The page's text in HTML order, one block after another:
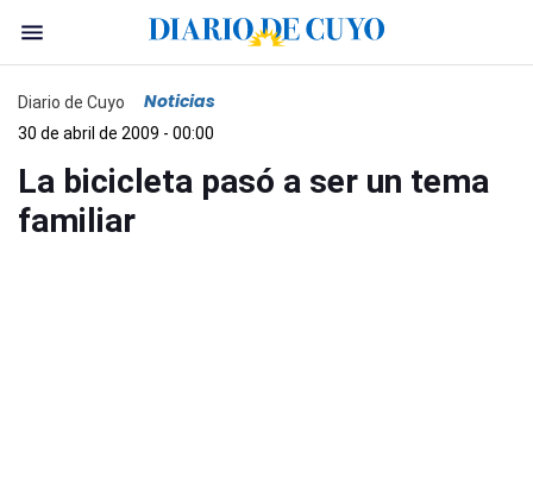
Diario de Cuyo Noticias
30 de abril de 2009 - 00:00
La bicicleta pasó a ser un tema
familiar